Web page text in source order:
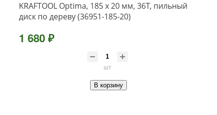
KRAFTOOL Optima, 185 х 20 мм, 36Т, пильный
диск по дереву (36951-185-20)
1 680 ₽
шт
В корзину